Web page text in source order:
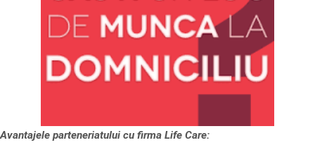
Avantajele parteneriatului cu firma Life Care: